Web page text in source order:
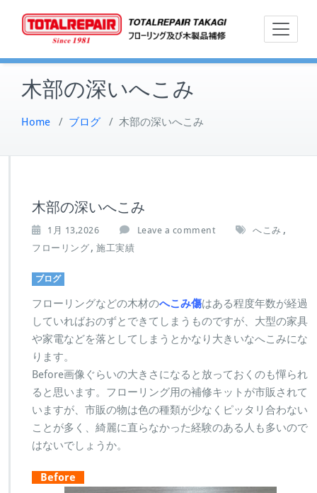
ト
フローリン
グ及び木製
木部の深いへこみ
Home / ブログ / 木部の深いへこみ
木部の深いへこみ
1月 13,2026 Leave a comment へこみ ,
フローリング , 施工実績
ブログ
フローリングなどの木材のへこみ傷はある程度年数が経過
していればおのずとできてしまうものですが、大型の家具
や家電などを落としてしまうとかなり大きいなへこみにな
ります。
Before画像ぐらいの大きさになると放っておくのも憚られ
ると思います。フローリング用の補修キットが市販されて
いますが、市販の物は色の種類が少なくピッタリ合わない
ことが多く、綺麗に直らなかった経験のある人も多いので
はないでしょうか。
Before